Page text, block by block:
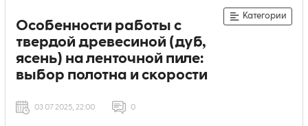
Особенности работы с
твердой древесиной (дуб,
ясень) на ленточной пиле:
выбор полотна и скорости
Категории
03 07 2025, 22:00 0